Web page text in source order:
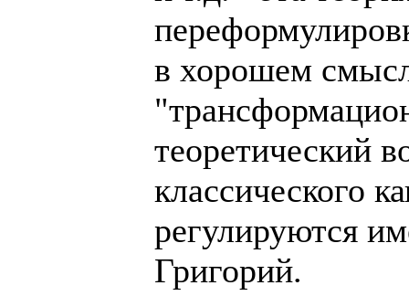
в хорошем
теоретический
классического
регулируются
Григорий.